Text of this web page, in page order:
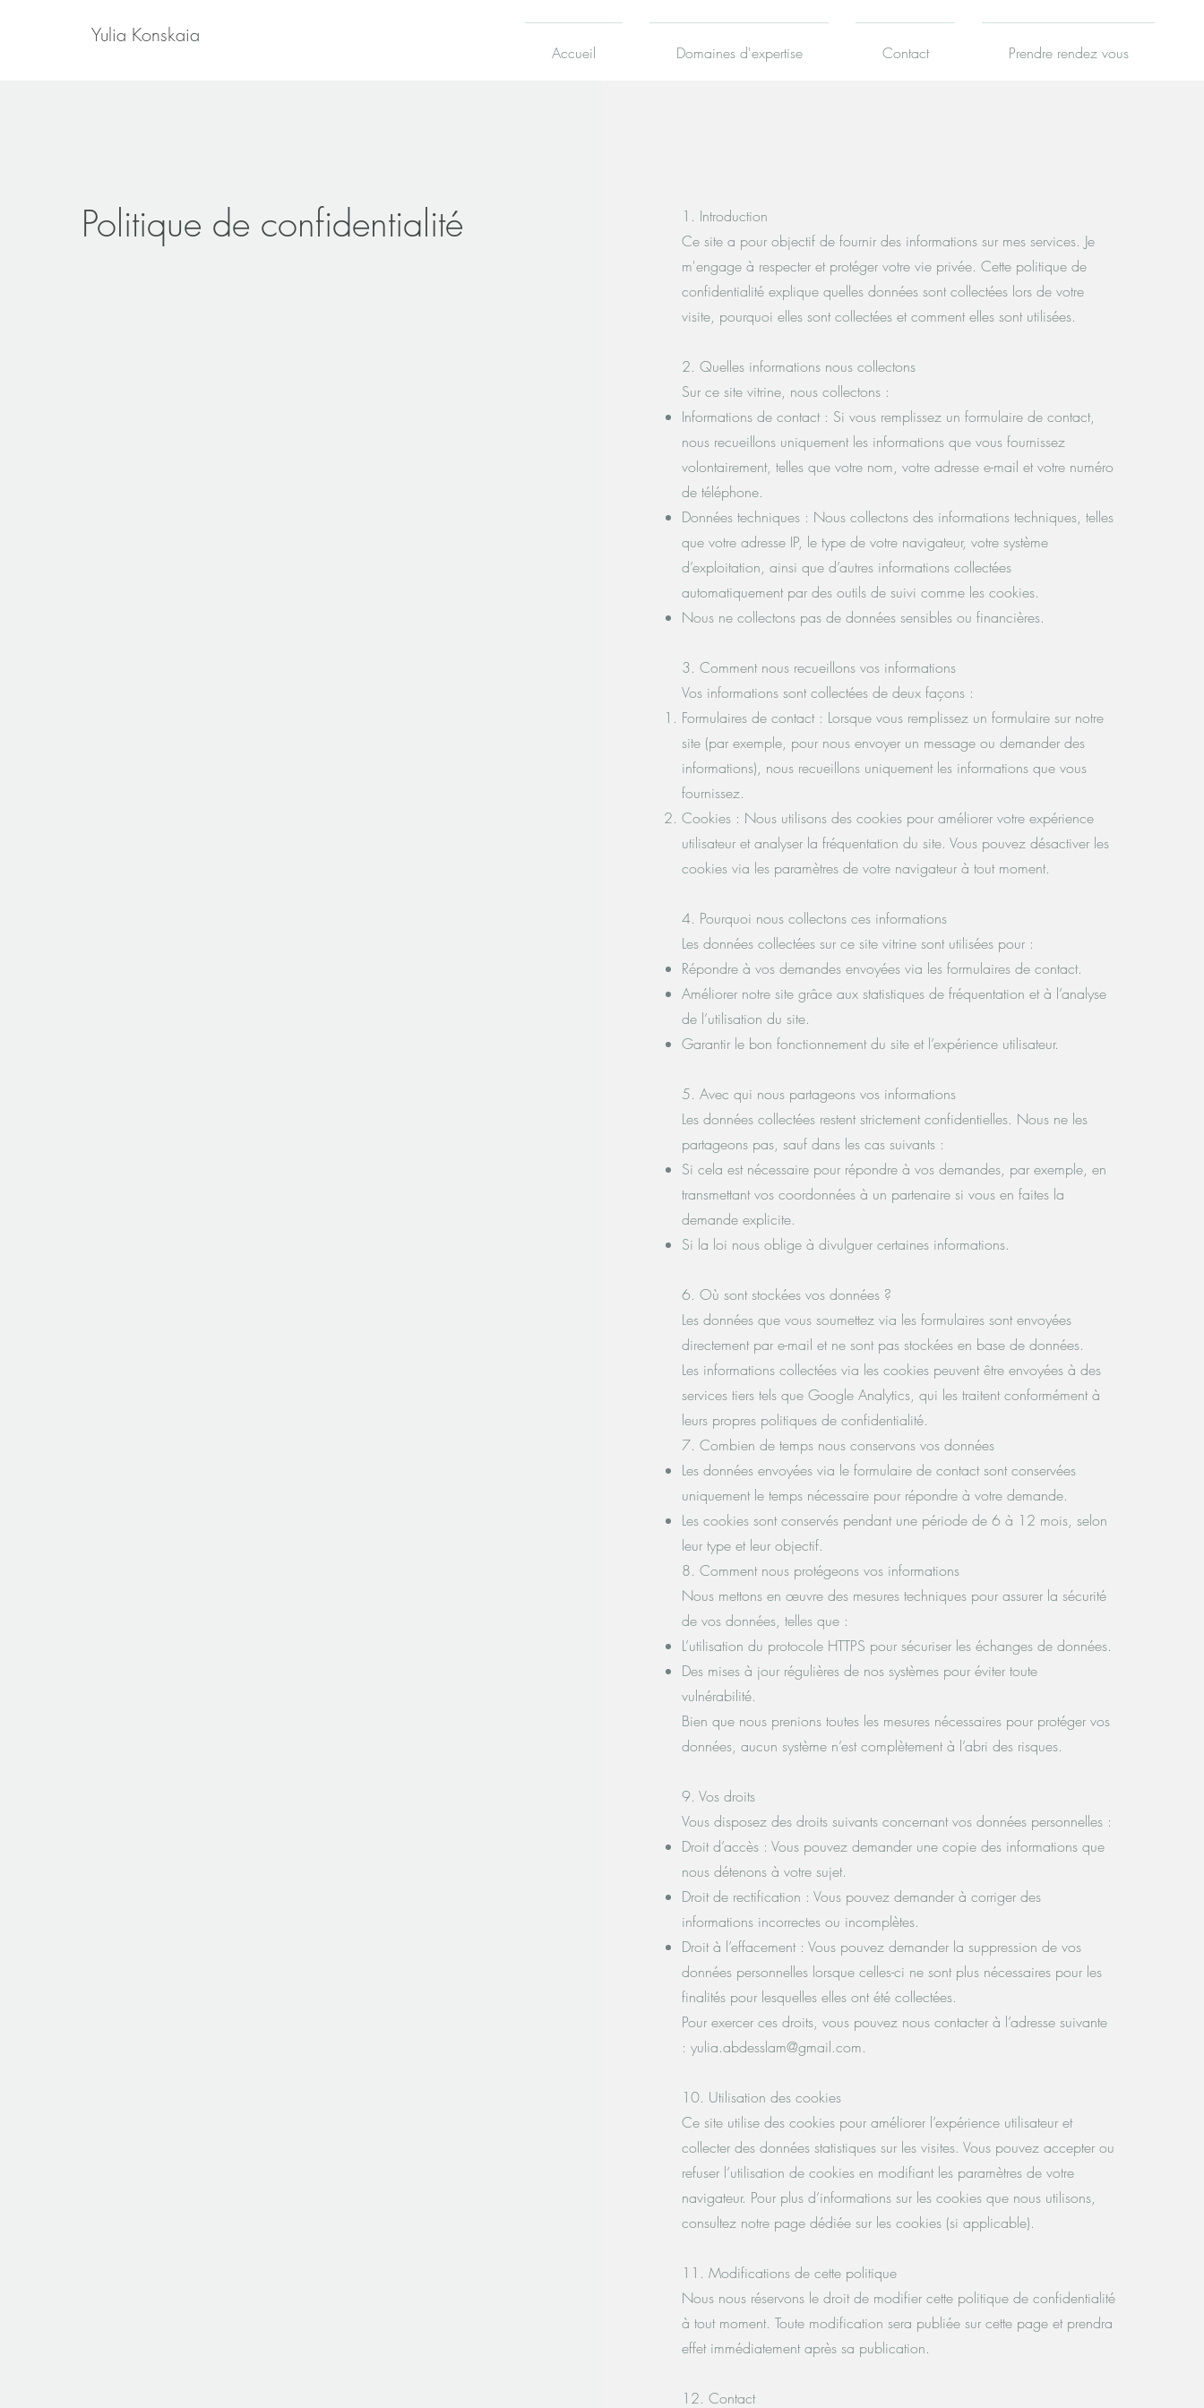
Yulia Konskaia
Accueil Domaines d'expertise Contact Prendre rendez vous
Politique de confidentialité
1. Introduction
Ce site a pour objectif de fournir des informations sur mes services. Je
m'engage à respecter et protéger votre vie privée. Cette politique de
confidentialité explique quelles données sont collectées lors de votre
visite, pourquoi elles sont collectées et comment elles sont utilisées.
2. Quelles informations nous collectons
Sur ce site vitrine, nous collectons :
Informations de contact : Si vous remplissez un formulaire de contact,
nous recueillons uniquement les informations que vous fournissez
volontairement, telles que votre nom, votre adresse e-mail et votre numéro
de téléphone.
Données techniques : Nous collectons des informations techniques, telles
que votre adresse IP, le type de votre navigateur, votre système
d’exploitation, ainsi que d’autres informations collectées
automatiquement par des outils de suivi comme les cookies.
Nous ne collectons pas de données sensibles ou financières.
3. Comment nous recueillons vos informations
Vos informations sont collectées de deux façons :
Formulaires de contact : Lorsque vous remplissez un formulaire sur notre
site (par exemple, pour nous envoyer un message ou demander des
informations), nous recueillons uniquement les informations que vous
fournissez.
Cookies : Nous utilisons des cookies pour améliorer votre expérience
utilisateur et analyser la fréquentation du site. Vous pouvez désactiver les
cookies via les paramètres de votre navigateur à tout moment.
4. Pourquoi nous collectons ces informations
Les données collectées sur ce site vitrine sont utilisées pour :
Répondre à vos demandes envoyées via les formulaires de contact.
Améliorer notre site grâce aux statistiques de fréquentation et à l’analyse
de l’utilisation du site.
Garantir le bon fonctionnement du site et l’expérience utilisateur.
5. Avec qui nous partageons vos informations
Les données collectées restent strictement confidentielles. Nous ne les
partageons pas, sauf dans les cas suivants :
Si cela est nécessaire pour répondre à vos demandes, par exemple, en
transmettant vos coordonnées à un partenaire si vous en faites la
demande explicite.
Si la loi nous oblige à divulguer certaines informations.
6. Où sont stockées vos données ?
Les données que vous soumettez via les formulaires sont envoyées
directement par e-mail et ne sont pas stockées en base de données.
Les informations collectées via les cookies peuvent être envoyées à des
services tiers tels que Google Analytics, qui les traitent conformément à
leurs propres politiques de confidentialité.
7. Combien de temps nous conservons vos données
Les données envoyées via le formulaire de contact sont conservées
uniquement le temps nécessaire pour répondre à votre demande.
Les cookies sont conservés pendant une période de 6 à 12 mois, selon
leur type et leur objectif.
8. Comment nous protégeons vos informations
Nous mettons en œuvre des mesures techniques pour assurer la sécurité
de vos données, telles que :
L’utilisation du protocole HTTPS pour sécuriser les échanges de données.
Des mises à jour régulières de nos systèmes pour éviter toute
vulnérabilité.
Bien que nous prenions toutes les mesures nécessaires pour protéger vos
données, aucun système n’est complètement à l’abri des risques.
9. Vos droits
Vous disposez des droits suivants concernant vos données personnelles :
Droit d’accès : Vous pouvez demander une copie des informations que
nous détenons à votre sujet.
Droit de rectification : Vous pouvez demander à corriger des
informations incorrectes ou incomplètes.
Droit à l’effacement : Vous pouvez demander la suppression de vos
données personnelles lorsque celles-ci ne sont plus nécessaires pour les
finalités pour lesquelles elles ont été collectées.
Pour exercer ces droits, vous pouvez nous contacter à l’adresse suivante
: yulia.abdesslam@gmail.com.
10. Utilisation des cookies
Ce site utilise des cookies pour améliorer l’expérience utilisateur et
collecter des données statistiques sur les visites. Vous pouvez accepter ou
refuser l’utilisation de cookies en modifiant les paramètres de votre
navigateur. Pour plus d’informations sur les cookies que nous utilisons,
consultez notre page dédiée sur les cookies (si applicable).
11. Modifications de cette politique
Nous nous réservons le droit de modifier cette politique de confidentialité
à tout moment. Toute modification sera publiée sur cette page et prendra
effet immédiatement après sa publication.
12. Contact